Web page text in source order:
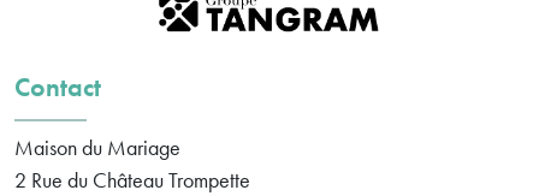
Contact
Maison du Mariage
2 Rue du Château Trompette